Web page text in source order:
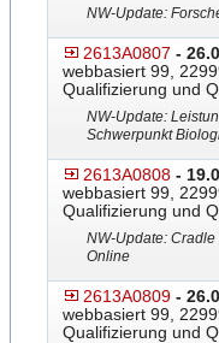
NW-Update:
2613A0807 -
webbasiert 99,
Qualifizierung und
NW-Update:
Schwerpunkt
2613A0808 -
webbasiert 99,
Qualifizierung und
NW-Update: Cradle
Online
2613A0809 -
webbasiert 99,
Qualifizierung und